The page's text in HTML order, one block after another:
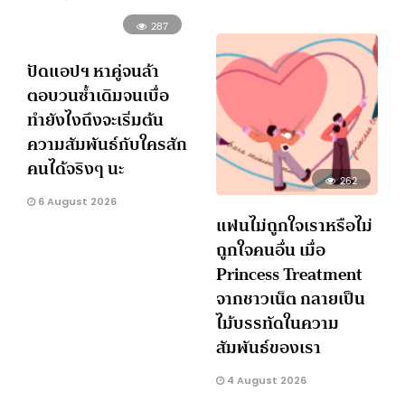
287
ปัดแอปฯ หาคู่จนล้า
ตอบวนซ้ำเดิมจนเบื่อ
ทำยังไงถึงจะเริ่มต้น
ความสัมพันธ์กับใครสัก
คนได้จริงๆ นะ
6 August 2026
262
แฟนไม่ถูกใจเราหรือไม่
ถูกใจคนอื่น เมื่อ
Princess Treatment
จากชาวเน็ต กลายเป็น
ไม้บรรทัดในความ
สัมพันธ์ของเรา
4 August 2026